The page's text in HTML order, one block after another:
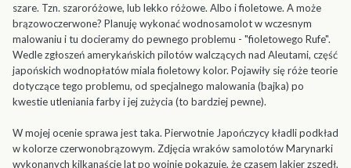
szare. Tzn. szaroróżowe, lub lekko różowe. Albo i fioletowe. A może
brązowoczerwone? Planuję wykonać wodnosamolot w wczesnym
malowaniu i tu docieramy do pewnego problemu - "fioletowego Rufe".
Wedle zgłoszeń amerykańskich pilotów walczących nad Aleutami, część
japońskich wodnopłatów miala fioletowy kolor. Pojawiły się róże teorie
dotyczące tego problemu, od specjalnego malowania (bajka) po
kwestie utleniania farby i jej zużycia (to bardziej pewne).
W mojej ocenie sprawa jest taka. Pierwotnie Japończycy kładli podkład
w kolorze czerwonobrązowym. Zdjęcia wraków samolotów Marynarki
wykonanych kilkanaście lat po wojnie pokazuje, że czasem lakier zszedł,